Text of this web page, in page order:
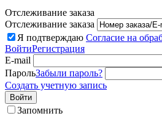
Отслеживание заказа
Отслеживание заказа
Я подтверждаю Согласие на
ВойтиРегистрация
E-mail
ПарольЗабыли пароль?
Создать учетную запись
Войти
Запомнить